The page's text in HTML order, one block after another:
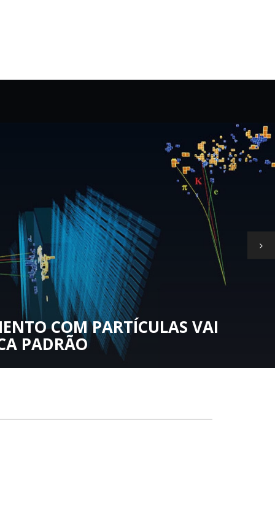
O FASCÍNIO PELOS PÉS:
DO FETICHE POR PÉS
DA ADORAÇÃO DOS PÉS